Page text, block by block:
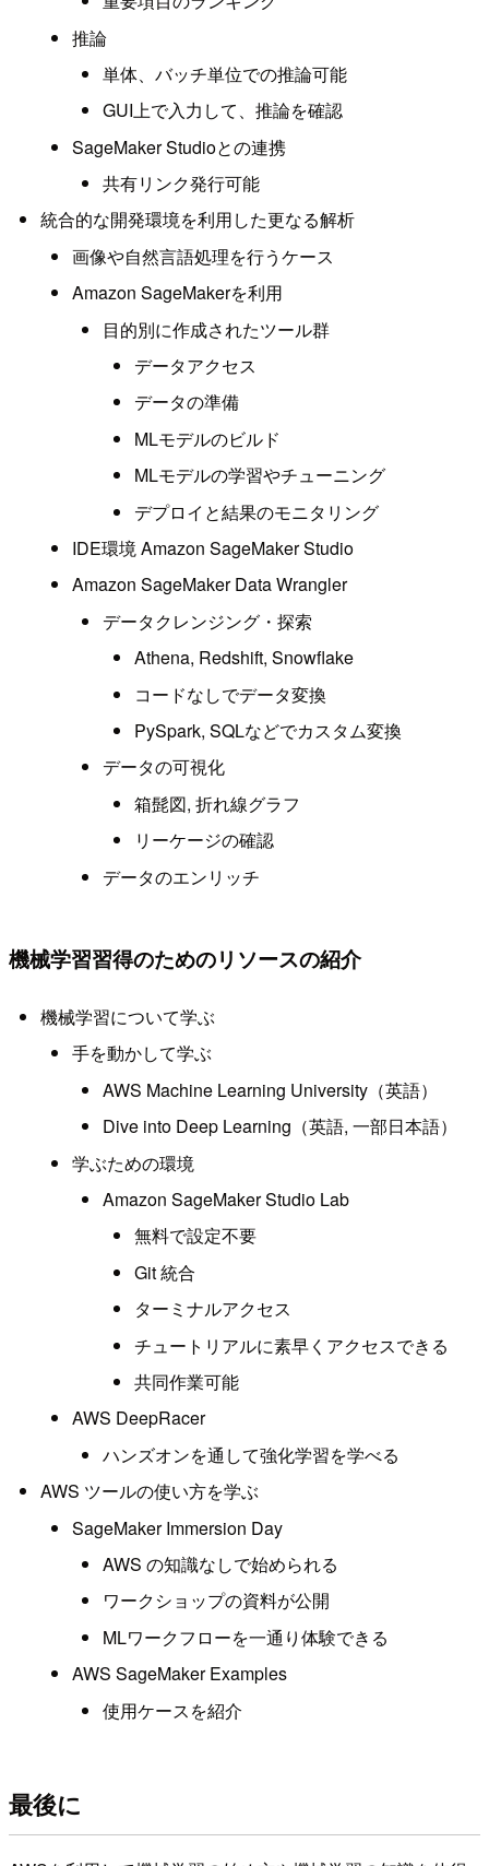
推論
単体、バッチ単位での推論可能
GUI上で入力して、推論を確認
SageMaker Studioとの連携
共有リンク発行可能
統合的な開発環境を利用した更なる解析
画像や自然言語処理を行うケース
Amazon SageMakerを利用
目的別に作成されたツール群
データアクセス
データの準備
MLモデルのビルド
MLモデルの学習やチューニング
デプロイと結果のモニタリング
IDE環境 Amazon SageMaker Studio
Amazon SageMaker Data Wrangler
データクレンジング・探索
Athena, Redshift, Snowflake
コードなしでデータ変換
PySpark, SQLなどでカスタム変換
データの可視化
箱髭図, 折れ線グラフ
リーケージの確認
データのエンリッチ
機械学習習得のためのリソースの紹介
機械学習について学ぶ
手を動かして学ぶ
AWS Machine Learning University（英語）
Dive into Deep Learning（英語, 一部日本語）
学ぶための環境
Amazon SageMaker Studio Lab
無料で設定不要
Git 統合
ターミナルアクセス
チュートリアルに素早くアクセスできる
共同作業可能
AWS DeepRacer
ハンズオンを通して強化学習を学べる
AWS ツールの使い方を学ぶ
SageMaker Immersion Day
AWS の知識なしで始められる
ワークショップの資料が公開
MLワークフローを一通り体験できる
AWS SageMaker Examples
使用ケースを紹介
最後に